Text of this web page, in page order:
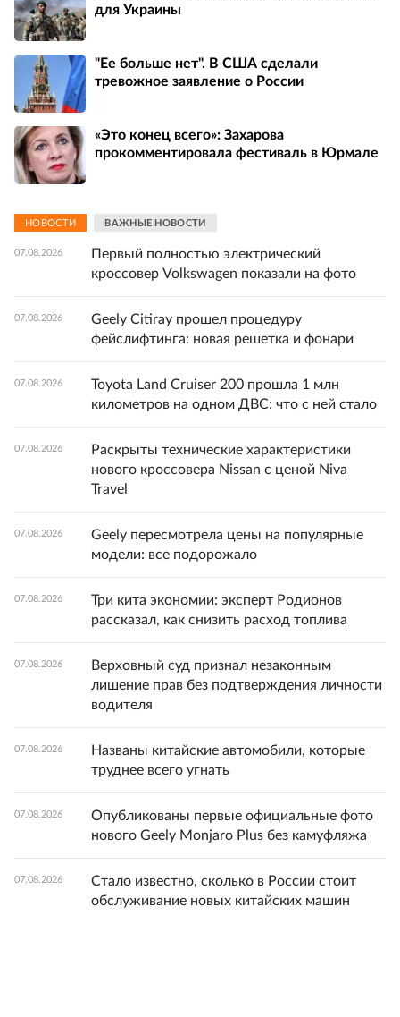
для Украины
"Ее больше нет". В США сделали
тревожное заявление о России
«Это конец всего»: Захарова
прокомментировала фестиваль в Юрмале
НОВОСТИ ВАЖНЫЕ НОВОСТИ
07.08.2026
Первый полностью электрический
кроссовер Volkswagen показали на фото
07.08.2026
Geely Citiray прошел процедуру
фейслифтинга: новая решетка и фонари
07.08.2026
Toyota Land Cruiser 200 прошла 1 млн
километров на одном ДВС: что с ней стало
07.08.2026
Раскрыты технические характеристики
нового кроссовера Nissan с ценой Niva
Travel
07.08.2026
Geely пересмотрела цены на популярные
модели: все подорожало
07.08.2026
Три кита экономии: эксперт Родионов
рассказал, как снизить расход топлива
07.08.2026
Верховный суд признал незаконным
лишение прав без подтверждения личности
водителя
07.08.2026
Названы китайские автомобили, которые
труднее всего угнать
07.08.2026
Опубликованы первые официальные фото
нового Geely Monjaro Plus без камуфляжа
07.08.2026
Стало известно, сколько в России стоит
обслуживание новых китайских машин